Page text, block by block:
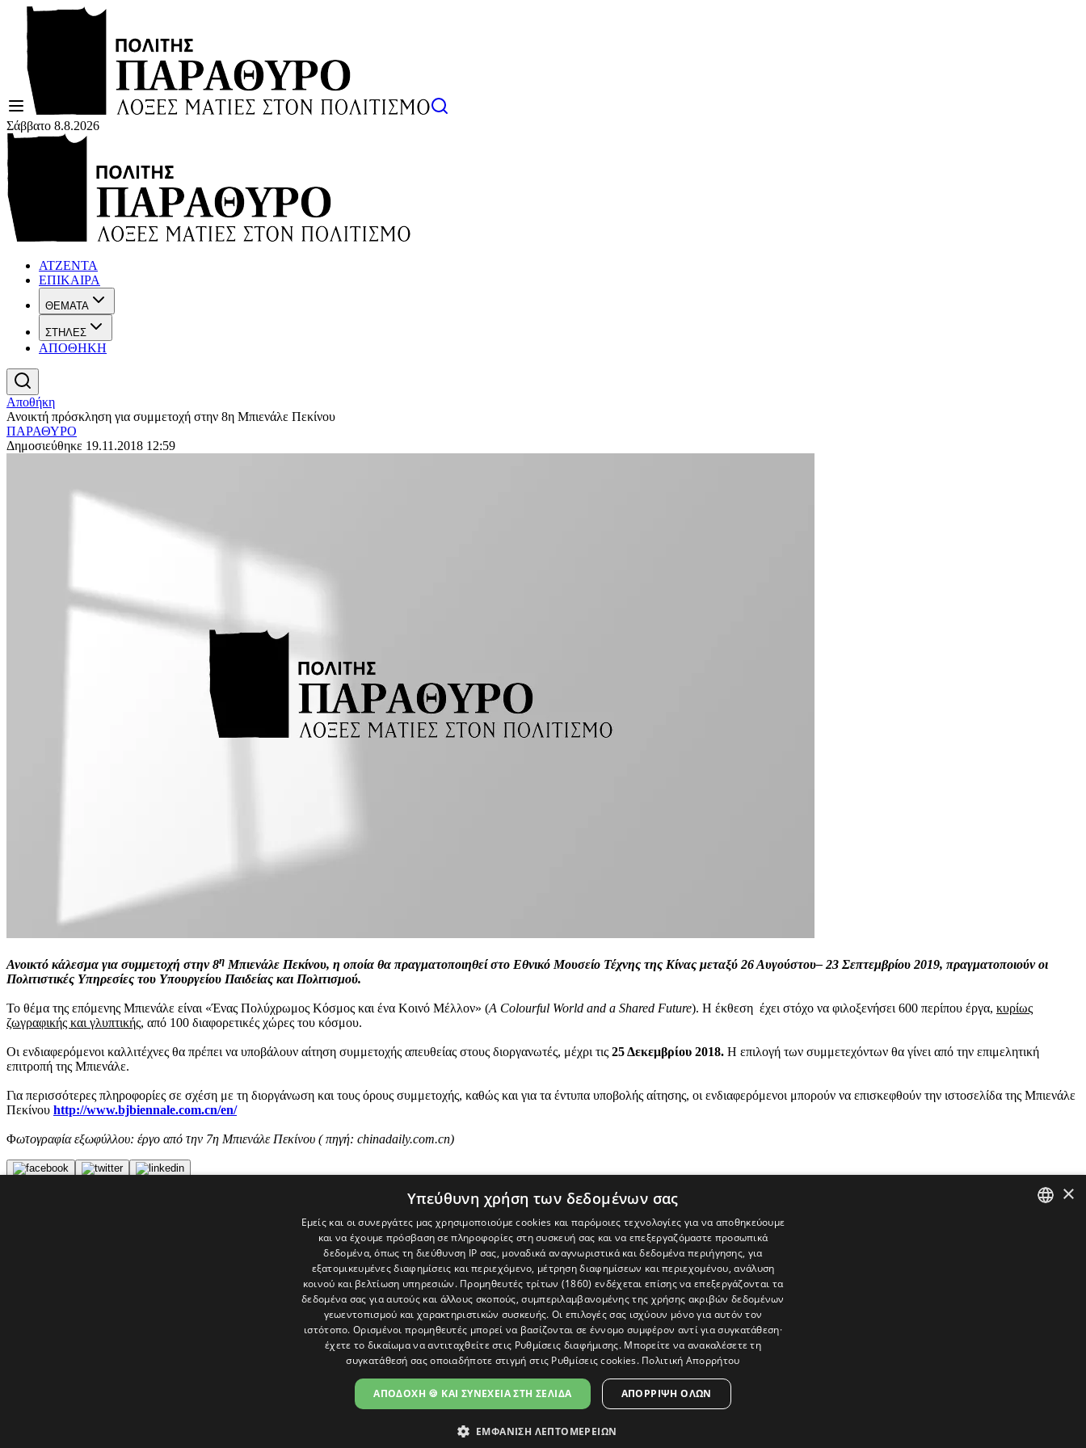
Σάββατο 8.8.2026
ΑΤΖΕΝΤΑ
ΕΠΙΚΑΙΡΑ
ΘΕΜΑΤΑ
ΣΤΗΛΕΣ
ΑΠΟΘΗΚΗ
Αποθήκη
Ανοικτή πρόσκληση για συμμετοχή στην 8η Μπιενάλε Πεκίνου
ΠΑΡΑΘΥΡΟ
Δημοσιεύθηκε 19.11.2018 12:59
Ανοικτό κάλεσμα για συμμετοχή στην 8η Μπιενάλε Πεκίνου, η οποία θα πραγματοποιηθεί στο Εθνικό Μουσείο Τέχνης της Κίνας μεταξύ 26 Αυγούστου– 23 Σεπτεμβρίου 2019, πραγματοποιούν οι
Πολιτιστικές Υπηρεσίες του Υπουργείου Παιδείας και Πολιτισμού.
Το θέμα της επόμενης Μπιενάλε είναι «Ένας Πολύχρωμος Κόσμος και ένα Κοινό Μέλλον» (A Colourful World and a Shared Future). Η έκθεση έχει στόχο να φιλοξενήσει 600 περίπου έργα, κυρίως
ζωγραφικής και γλυπτικής, από 100 διαφορετικές χώρες του κόσμου.
Οι ενδιαφερόμενοι καλλιτέχνες θα πρέπει να υποβάλουν αίτηση συμμετοχής απευθείας στους διοργανωτές, μέχρι τις 25 Δεκεμβρίου 2018. Η επιλογή των συμμετεχόντων θα γίνει από την επιμελητική
επιτροπή της Μπιενάλε.
Για περισσότερες πληροφορίες σε σχέση με τη διοργάνωση και τους όρους συμμετοχής, καθώς και για τα έντυπα υποβολής αίτησης, οι ενδιαφερόμενοι μπορούν να επισκεφθούν την ιστοσελίδα της Μπιενάλε
Πεκίνου http://www.bjbiennale.com.cn/en/
Φωτογραφία εξωφύλλου: έργο από την 7η Μπιενάλε Πεκίνου ( πηγή: chinadaily.com.cn)
Το «Παράθυρο» είναι το πολιτιστικό ένθετο της εφημερίδας Πολίτης [Κύπρος] και του διαδικτυακού πόρταλ www.politis.com.cy. Ειδήσεις, συνεντεύξεις, συναντήσεις, ρεπορτάζ, ήχοι, εικόνες – κινούμενες
και στατικές, κριτικές προσεγγίσεις, λοξές ματιές. Βλέπουμε το δέντρο, δεν χάνουμε το δάσος.
×
Υπεύθυνη χρήση των δεδομένων σας
Εμείς και οι συνεργάτες μας χρησιμοποιούμε cookies και παρόμοιες τεχνολογίες για να αποθηκεύουμε
και να έχουμε πρόσβαση σε πληροφορίες στη συσκευή σας και να επεξεργαζόμαστε προσωπικά
δεδομένα, όπως τη διεύθυνση IP σας, μοναδικά αναγνωριστικά και δεδομένα περιήγησης, για
εξατομικευμένες διαφημίσεις και περιεχόμενο, μέτρηση διαφημίσεων και περιεχομένου, ανάλυση
κοινού και βελτίωση υπηρεσιών. Προμηθευτές τρίτων (1860) ενδέχεται επίσης να επεξεργάζονται τα
δεδομένα σας για αυτούς και άλλους σκοπούς, συμπεριλαμβανομένης της χρήσης ακριβών δεδομένων
γεωεντοπισμού και χαρακτηριστικών συσκευής. Οι επιλογές σας ισχύουν μόνο για αυτόν τον
ιστότοπο. Ορισμένοι προμηθευτές μπορεί να βασίζονται σε έννομο συμφέρον αντί για συγκατάθεση·
έχετε το δικαίωμα να αντιταχθείτε στις Ρυθμίσεις διαφήμισης. Μπορείτε να ανακαλέσετε τη
συγκατάθεσή σας οποιαδήποτε στιγμή στις Ρυθμίσεις cookies. Πολιτική Απορρήτου
ΑΠΟΔΟΧΗ 🍪 ΚΑΙ ΣΥΝΕΧΕΙΑ ΣΤΗ ΣΕΛΙΔΑ ΑΠΌΡΡΙΨΗ ΌΛΩΝ
ΕΜΦΑΝΙΣΗ ΛΕΠΤΟΜΕΡΕΙΩΝ